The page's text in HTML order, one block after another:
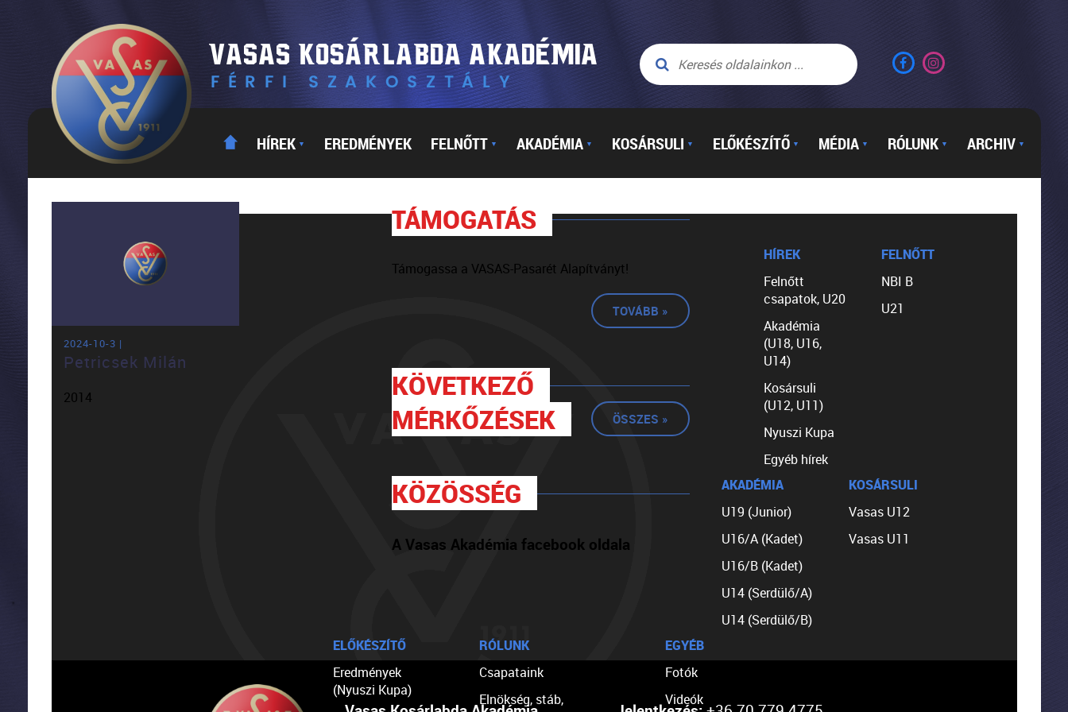
HÍREK ▼ EREDMÉNYEK FELNŐTT ▼ AKADÉMIA ▼ KOSÁRSULI ▼ ELŐKÉSZÍTŐ ▼ MÉDIA ▼ RÓLUNK ▼ ARCHIV ▼
2024-10-3 |
Petricsek Milán
2014
TÁMOGATÁS
Támogassa a VASAS-Pasarét Alapítványt!
TOVÁBB »
KÖVETKEZŐ
MÉRKŐZÉSEK
ÖSSZES »
KÖZÖSSÉG
A Vasas Akadémia facebook oldala
HÍREK
Felnőtt
csapatok, U20
Akadémia
(U18, U16,
U14)
Kosársuli
(U12, U11)
Nyuszi Kupa
Egyéb hírek
FELNŐTT
NBI B
U21
AKADÉMIA
U19 (Junior)
U16/A (Kadet)
U16/B (Kadet)
U14 (Serdülő/A)
U14 (Serdülő/B)
KOSÁRSULI
Vasas U12
Vasas U11
ELŐKÉSZÍTŐ
Eredmények
(Nyuszi Kupa)
RÓLUNK
Csapataink
Elnökség, stáb,
EGYÉB
Fotók
Videók